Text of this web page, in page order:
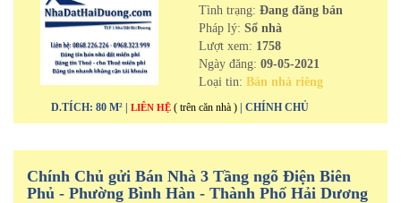
Tình trạng: Đang đăng bán
Pháp lý: Sổ nhà
Lượt xem: 1758
Ngày đăng: 09-05-2021
Loại tin: Bán nhà riêng
D.TÍCH: 80 M² | LIÊN HỆ ( trên căn nhà ) | CHÍNH CHỦ
Chính Chủ gửi Bán Nhà 3 Tầng ngõ Điện Biên
Phủ - Phường Bình Hàn - Thành Phố Hải Dương